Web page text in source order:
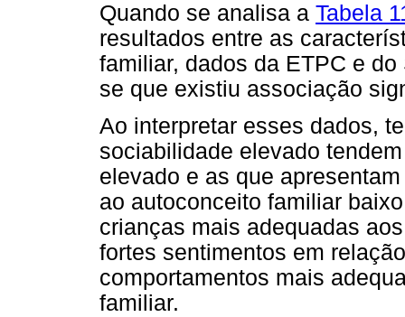
Quando se analisa a Tabela
resultados entre as
familiar, dados da ETPC e
se que existiu associação
Ao interpretar esses dados,
sociabilidade elevado
elevado e as que
ao autoconceito familiar
crianças mais adequadas
fortes sentimentos em
comportamentos mais
familiar.